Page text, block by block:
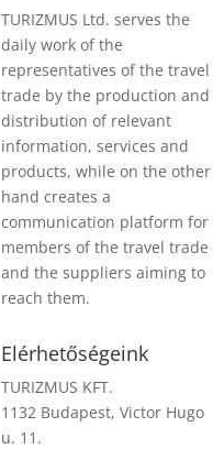
TURIZMUS Ltd. serves the
daily work of the
representatives of the travel
trade by the production and
distribution of relevant
information, services and
products, while on the other
hand creates a
communication platform for
members of the travel trade
and the suppliers aiming to
reach them.
Elérhetőségeink
TURIZMUS KFT.
1132 Budapest, Victor Hugo
u. 11.